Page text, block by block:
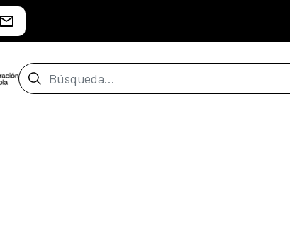
Barra de búsqueda